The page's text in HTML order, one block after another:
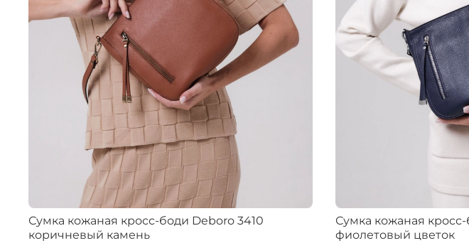
Сумка кожаная кросс-боди Deboro 3410
коричневый камень
Сумка кожаная
фиолетовый цветок